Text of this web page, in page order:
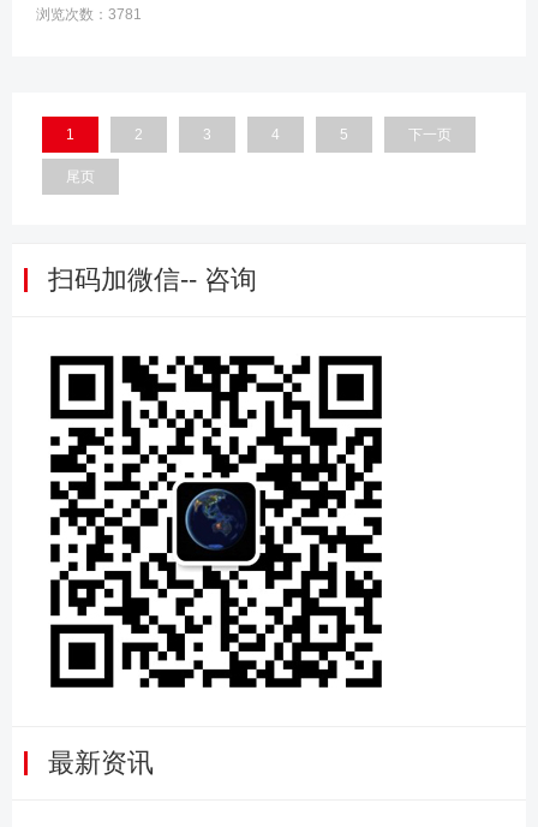
浏览次数：3781
1 2 3 4 5 下一页
尾页
扫码加微信-- 咨询
最新资讯